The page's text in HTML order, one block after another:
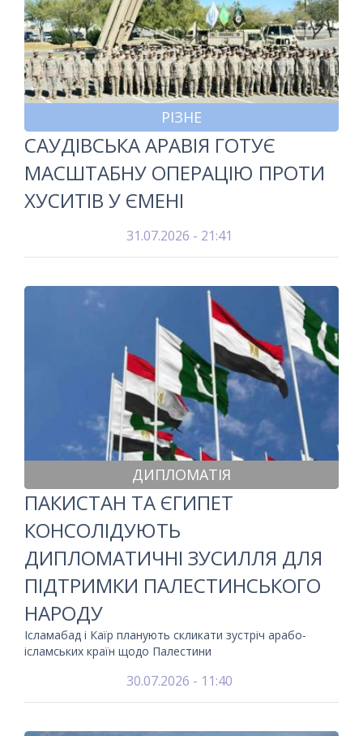
РІЗНЕ
САУДІВСЬКА АРАВІЯ ГОТУЄ
МАСШТАБНУ ОПЕРАЦІЮ ПРОТИ
ХУСИТІВ У ЄМЕНІ
31.07.2026 - 21:41
ДИПЛОМАТІЯ
ПАКИСТАН ТА ЄГИПЕТ
КОНСОЛІДУЮТЬ
ДИПЛОМАТИЧНІ ЗУСИЛЛЯ ДЛЯ
ПІДТРИМКИ ПАЛЕСТИНСЬКОГО
НАРОДУ
Ісламабад і Каїр планують скликати зустріч арабо-
ісламських країн щодо Палестини
30.07.2026 - 11:40